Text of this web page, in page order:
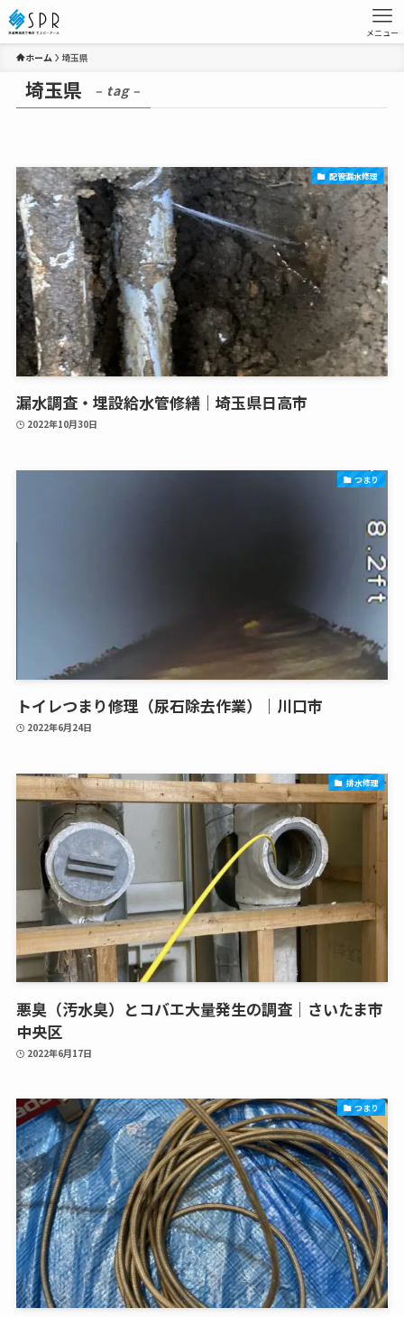
メニュー
ホーム 埼玉県
埼玉県 – tag –
配管漏水修理
漏水調査・埋設給水管修繕｜埼玉県日高市
2022年10月30日
つまり
トイレつまり修理（尿石除去作業）｜川口市
2022年6月24日
排水修理
悪臭（汚水臭）とコバエ大量発生の調査｜さいたま市
中央区
2022年6月17日
つまり